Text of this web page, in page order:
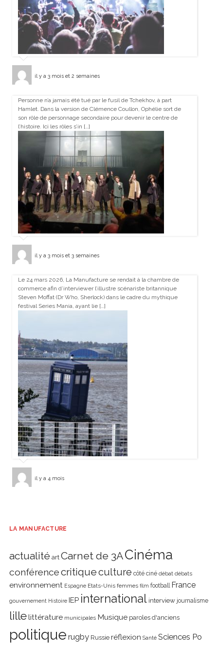
il y a 3 mois et 2 semaines
Personne n’a jamais été tué par le fusil de Tchekhov, à part
Hamlet. Dans la version de Clémence Coullon, Ophélie sort de
son rôle de personnage secondaire pour devenir le centre de
l’histoire. Ici les rôles s’in […]
il y a 3 mois et 3 semaines
Le 24 mars 2026, La Manufacture se rendait à la chambre de
commerce afin d’interviewer l’illustre scénariste britannique
Steven Moffat (Dr Who, Sherlock) dans le cadre du mythique
festival Series Mania, ayant lie […]
il y a 4 mois
LA MANUFACTURE
actualité art Carnet de 3ACinéma
conférencecritiqueculture côté ciné débat débats
environnement Espagne Etats-Unis femmes film football France
gouvernement Histoire IEP international interview journalisme
lillelittérature municipales Musique paroles d'anciens
politique rugby Russie réflexion Santé Sciences Po